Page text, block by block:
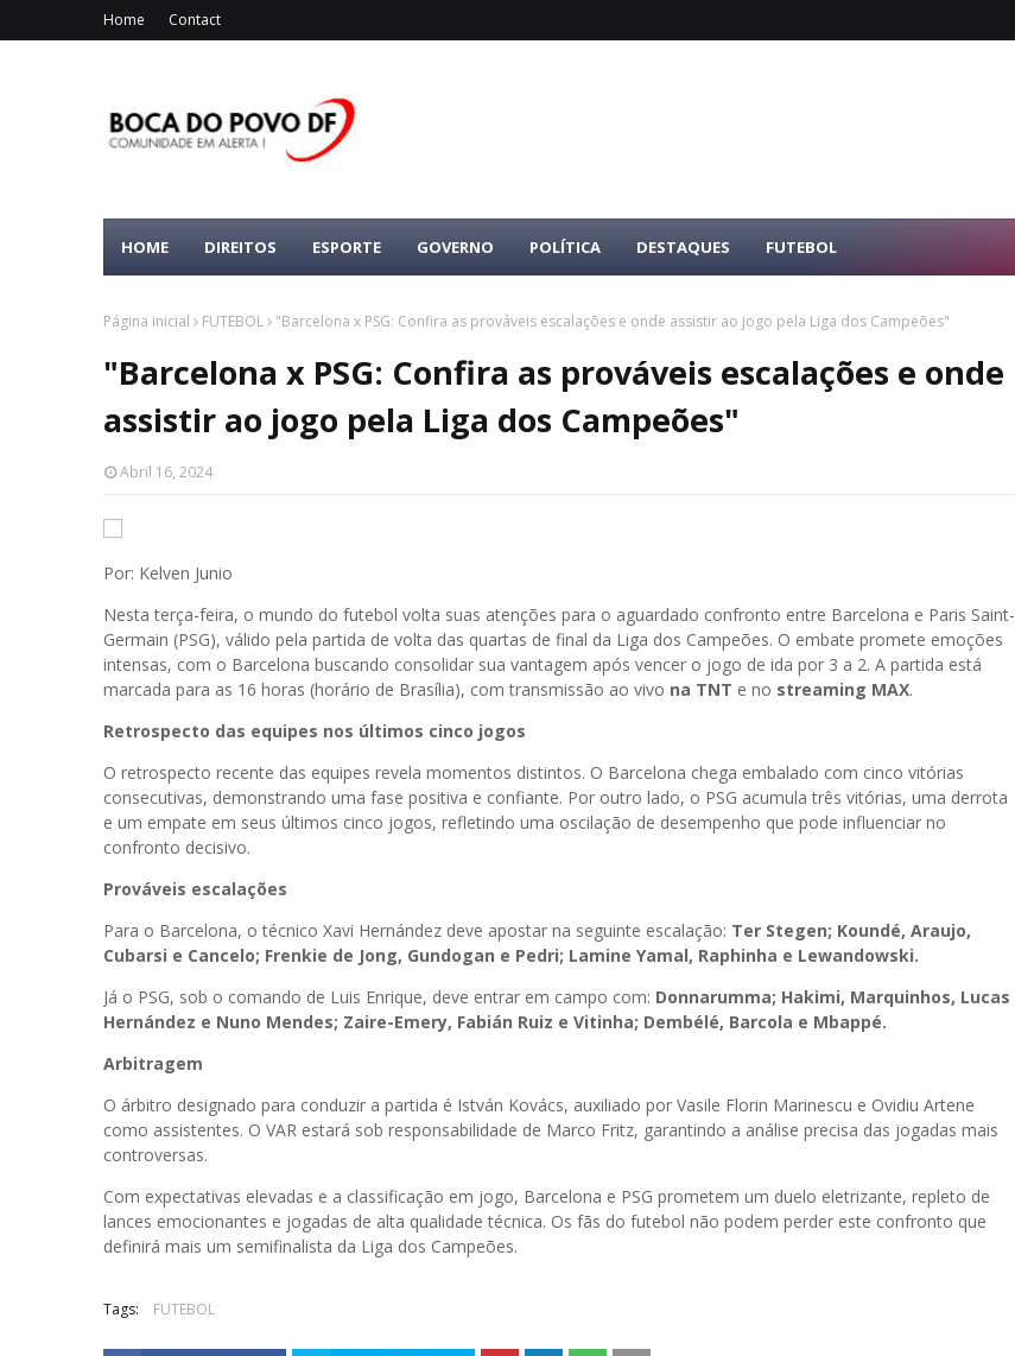
Home Contact
HOME DIREITOS ESPORTE GOVERNO POLÍTICA DESTAQUES FUTEBOL
Página inicial FUTEBOL "Barcelona x PSG: Confira as prováveis escalações e onde assistir ao jogo pela Liga dos Campeões"
"Barcelona x PSG: Confira as prováveis escalações e onde
assistir ao jogo pela Liga dos Campeões"
Abril 16, 2024
Por: Kelven Junio
Nesta terça-feira, o mundo do futebol volta suas atenções para o aguardado confronto entre Barcelona e Paris Saint-
Germain (PSG), válido pela partida de volta das quartas de final da Liga dos Campeões. O embate promete emoções
intensas, com o Barcelona buscando consolidar sua vantagem após vencer o jogo de ida por 3 a 2. A partida está
marcada para as 16 horas (horário de Brasília), com transmissão ao vivo na TNT e no streaming MAX.
Retrospecto das equipes nos últimos cinco jogos
O retrospecto recente das equipes revela momentos distintos. O Barcelona chega embalado com cinco vitórias
consecutivas, demonstrando uma fase positiva e confiante. Por outro lado, o PSG acumula três vitórias, uma derrota
e um empate em seus últimos cinco jogos, refletindo uma oscilação de desempenho que pode influenciar no
confronto decisivo.
Prováveis escalações
Para o Barcelona, o técnico Xavi Hernández deve apostar na seguinte escalação: Ter Stegen; Koundé, Araujo,
Cubarsi e Cancelo; Frenkie de Jong, Gundogan e Pedri; Lamine Yamal, Raphinha e Lewandowski.
Já o PSG, sob o comando de Luis Enrique, deve entrar em campo com: Donnarumma; Hakimi, Marquinhos, Lucas
Hernández e Nuno Mendes; Zaire-Emery, Fabián Ruiz e Vitinha; Dembélé, Barcola e Mbappé.
Arbitragem
O árbitro designado para conduzir a partida é István Kovács, auxiliado por Vasile Florin Marinescu e Ovidiu Artene
como assistentes. O VAR estará sob responsabilidade de Marco Fritz, garantindo a análise precisa das jogadas mais
controversas.
Com expectativas elevadas e a classificação em jogo, Barcelona e PSG prometem um duelo eletrizante, repleto de
lances emocionantes e jogadas de alta qualidade técnica. Os fãs do futebol não podem perder este confronto que
definirá mais um semifinalista da Liga dos Campeões.
Tags: FUTEBOL